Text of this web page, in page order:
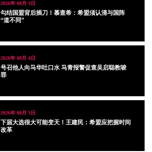
2026年 08月 3日
勾结国盟背后插刀！慕查希：希盟须认清与国阵
“道不同”
2026年 08月 4日
号召他人向马华吐口水 马青报警促查吴启聪教唆
罪
2026年 08月 3日
下届大选很大可能变天！王建民：希盟应把握时间
改革